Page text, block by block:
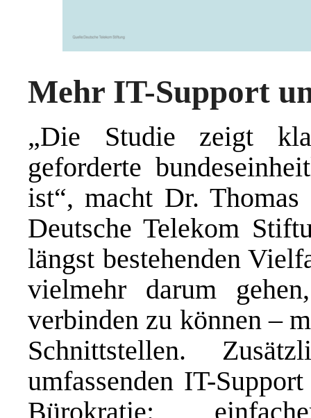
Mehr IT-Support
„Die Studie zeigt
geforderte
ist“, macht Dr.
Deutsche Telekom
längst bestehenden
vielmehr darum
verbinden zu können –
Schnittstellen.
umfassenden IT-
Bürokratie: